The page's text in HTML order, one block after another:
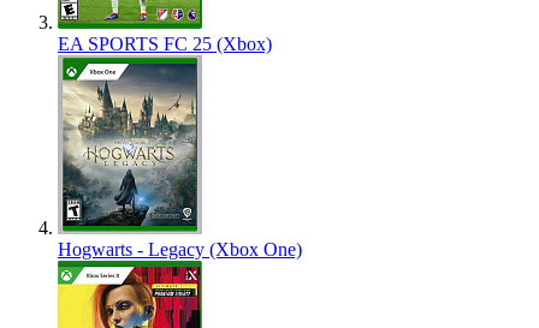
EA SPORTS FC 25 (Xbox)
Hogwarts - Legacy (Xbox One)